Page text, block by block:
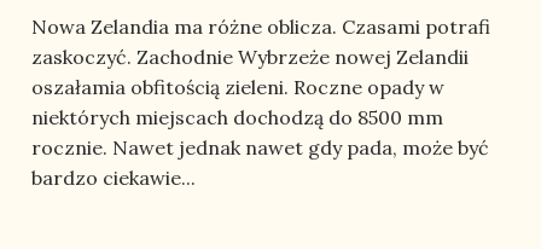
Nowa Zelandia ma różne oblicza. Czasami potrafi
zaskoczyć. Zachodnie Wybrzeże nowej Zelandii
oszałamia obfitością zieleni. Roczne opady w
niektórych miejscach dochodzą do 8500 mm
rocznie. Nawet jednak nawet gdy pada, może być
bardzo ciekawie...